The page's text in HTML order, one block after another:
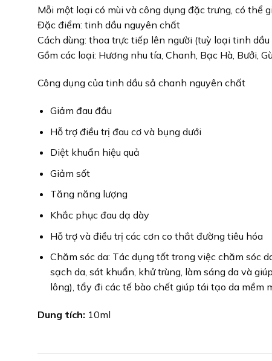
Mỗi một loại có mùi và công dụng đặc trưng, có thể
Đặc điểm: tinh dầu nguyên chất
Cách dùng: thoa trực tiếp lên người (tuỳ loại tinh
Gồm các loại: Hương nhu tía, Chanh, Bạc Hà, Bưởi,
Công dụng của tinh dầu sả chanh nguyên chất
Giảm đau đầu
Hỗ trợ điều trị đau cơ và bụng dưới
Diệt khuẩn hiệu quả
Giảm sốt
Tăng năng lượng
Khắc phục đau dạ dày
Hỗ trợ và điều trị các cơn co thắt đường tiêu hóa
Chăm sóc da: Tác dụng tốt trong việc chăm sóc
sạch da, sát khuẩn, khử trùng, làm sáng da và
lông), tẩy đi các tế bào chết giúp tái tạo da mềm
Dung tích: 10ml